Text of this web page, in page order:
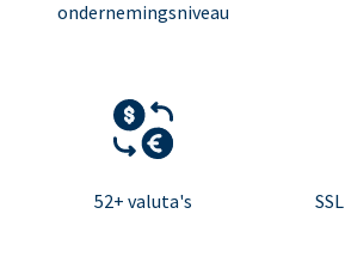
ondernemingsniveau
52+ valuta's